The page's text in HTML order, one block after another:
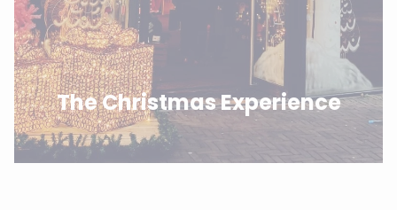
The Christmas Experience